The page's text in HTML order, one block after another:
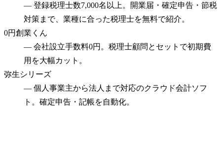
— 登録税理士数7,000名以上。開業届・確定申告・節税
対策まで、業種に合った税理士を無料で紹介。
0円創業くん
— 会社設立手数料0円。税理士顧問とセットで初期費
用を大幅カット。
弥生シリーズ
— 個人事業主から法人まで対応のクラウド会計ソフ
ト。確定申告・記帳を自動化。